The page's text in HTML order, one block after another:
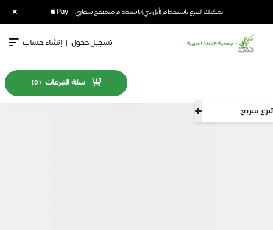
يمكنك التبرع باستخدام (أبل باي) باستخدام متصفح سفاري ×
تبرع سريع
تسجيل دخول | إنشاء حساب
سلة التبرعات (
0
)